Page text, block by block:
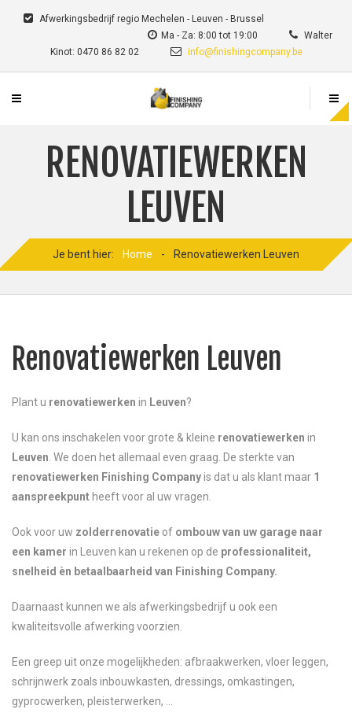
Afwerkingsbedrijf regio Mechelen - Leuven - Brussel
Ma - Za: 8:00 tot 19:00
Walter
Kinot: 0470 86 82 02
info@finishingcompany.be
RENOVATIEWERKEN
LEUVEN
Je bent hier: Home - Renovatiewerken Leuven
Renovatiewerken Leuven
Plant u renovatiewerken in Leuven?
U kan ons inschakelen voor grote & kleine renovatiewerken in
Leuven . We doen het allemaal even graag. De sterkte van
renovatiewerken Finishing Companyis dat u als klant maar 1
aanspreekpunt heeft voor al uw vragen.
Ook voor uw zolderrenovatie of ombouw van uw garage naar
een kamer in Leuven kan u rekenen op de professionaliteit,
snelheid èn betaalbaarheid van Finishing Company.
Daarnaast kunnen we als afwerkingsbedrijf u ook een
kwaliteitsvolle afwerking voorzien.
Een greep uit onze mogelijkheden: afbraakwerken, vloer leggen,
schrijnwerk zoals inbouwkasten, dressings, omkastingen,
gyprocwerken, pleisterwerken, …